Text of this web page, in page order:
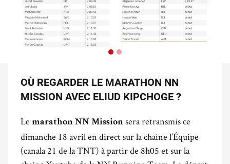
OÙ REGARDER LE MARATHON NN
MISSION AVEC ELIUD KIPCHOGE ?
Le marathon NN Mission sera retransmis ce
dimanche 18 avril en direct sur la chaîne l’Équipe
(canala 21 de la TNT) à partir de 8h05 et sur la